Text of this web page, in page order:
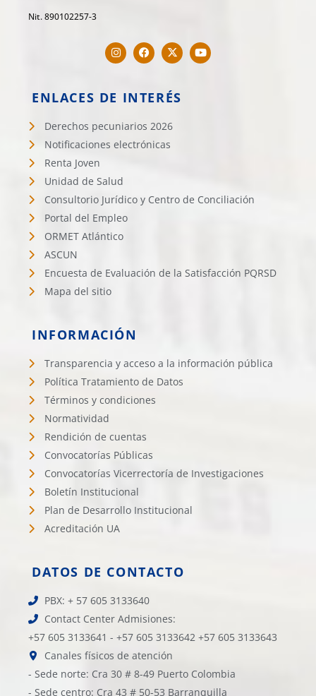
Nit. 890102257-3
ENLACES DE INTERÉS
Derechos pecuniarios 2026
Notificaciones electrónicas
Renta Joven
Unidad de Salud
Consultorio Jurídico y Centro de Conciliación
Portal del Empleo
ORMET Atlántico
ASCUN
Encuesta de Evaluación de la Satisfacción PQRSD
Mapa del sitio
INFORMACIÓN
Transparencia y acceso a la información pública
Política Tratamiento de Datos
Términos y condiciones
Normatividad
Rendición de cuentas
Convocatorías Públicas
Convocatorías Vicerrectoría de Investigaciones
Boletín Institucional
Plan de Desarrollo Institucional
Acreditación UA
DATOS DE CONTACTO
PBX: + 57 605 3133640
Contact Center Admisiones:
+57 605 3133641 - +57 605 3133642 +57 605 3133643
Canales físicos de atención
- Sede norte: Cra 30 # 8-49 Puerto Colombia
- Sede centro: Cra 43 # 50-53 Barranquilla